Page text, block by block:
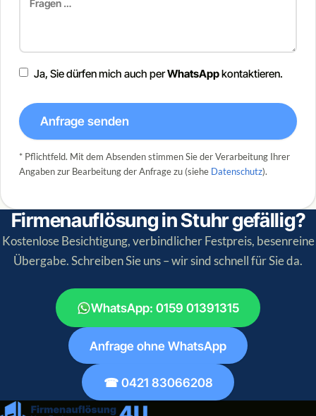
Ja, Sie dürfen mich auch perWhatsAppkontaktieren.
Anfrage senden
* Pflichtfeld. Mit dem Absenden stimmen Sie der Verarbeitung Ihrer
Angaben zur Bearbeitung der Anfrage zu (siehe Datenschutz).
Firmenauflösung in Stuhr gefällig?
Kostenlose Besichtigung, verbindlicher Festpreis, besenreine
Übergabe. Schreiben Sie uns – wir sind schnell für Sie da.
WhatsApp: 0159 01391315
Anfrage ohne WhatsApp
☎ 0421 83066208